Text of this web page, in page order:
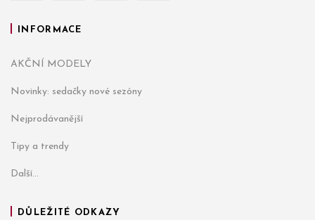
INFORMACE
AKČNÍ MODELY
Novinky: sedačky nové sezóny
Nejprodávanější
Tipy a trendy
Další...
DŮLEŽITÉ ODKAZY